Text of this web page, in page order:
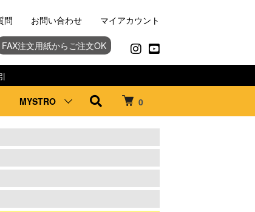
0
MYSTRO
問 お問い合わせ マイアカウント
FAX注文用紙からご注文OK